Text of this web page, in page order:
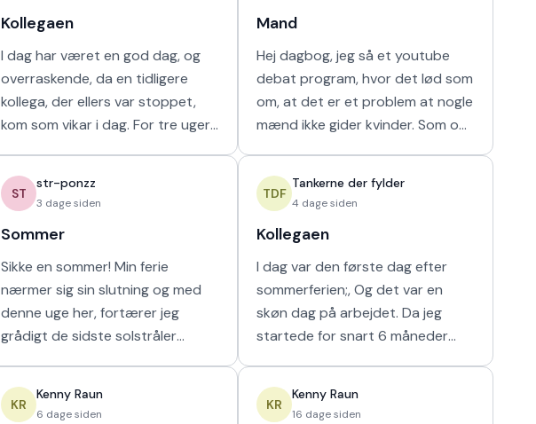
Kollegaen
I dag har været en god dag, og
overraskende, da en tidligere
kollega, der ellers var stoppet,
kom som vikar i dag. For tre uger
havd
ST
str-ponzz
3 dage siden
Sommer
Sikke en sommer! Min ferie
nærmer sig sin slutning og med
denne uge her, fortærer jeg
grådigt de sidste solstråler
naturligvis er muligt m
KR
Kenny Raun
6 dage siden
Mand
Hej dagbog, jeg så et youtube
debat program, hvor det lød som
om, at det er et problem at nogle
mænd ikke gider kvinder. Som om
vende den
TDF
Tankerne der fylder
4 dage siden
Kollegaen
I dag var den første dag efter
sommerferien;, Og det var en
skøn dag på arbejdet. Da jeg
startede for snart 6 måneder
naturligt hur
KR
Kenny Raun
16 dage siden